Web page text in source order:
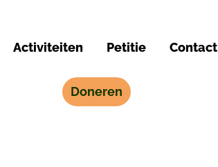
Activiteiten Petitie Contact
Doneren